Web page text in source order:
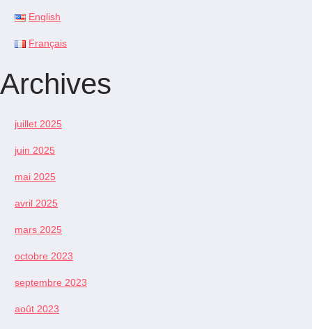
English
Français
Archives
juillet 2025
juin 2025
mai 2025
avril 2025
mars 2025
octobre 2023
septembre 2023
août 2023